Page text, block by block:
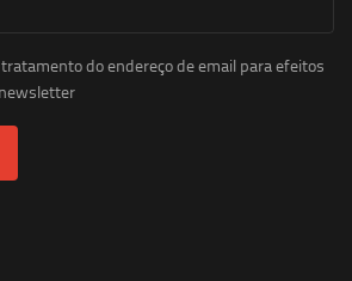
do endereço de email para efeitos